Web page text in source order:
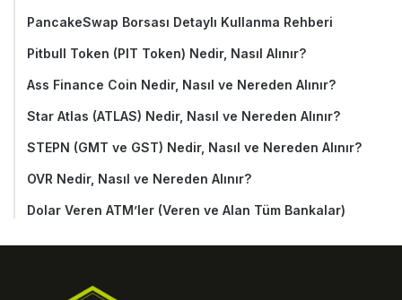
PancakeSwap Borsası Detaylı Kullanma Rehberi
Pitbull Token (PIT Token) Nedir, Nasıl Alınır?
Ass Finance Coin Nedir, Nasıl ve Nereden Alınır?
Star Atlas (ATLAS) Nedir, Nasıl ve Nereden Alınır?
STEPN (GMT ve GST) Nedir, Nasıl ve Nereden Alınır?
OVR Nedir, Nasıl ve Nereden Alınır?
Dolar Veren ATM’ler (Veren ve Alan Tüm Bankalar)